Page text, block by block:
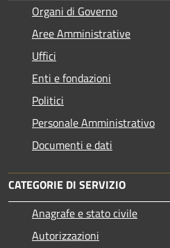
Organi di Governo
Aree Amministrative
Uffici
Enti e fondazioni
Politici
Personale Amministrativo
Documenti e dati
CATEGORIE DI SERVIZIO
Anagrafe e stato civile
Autorizzazioni